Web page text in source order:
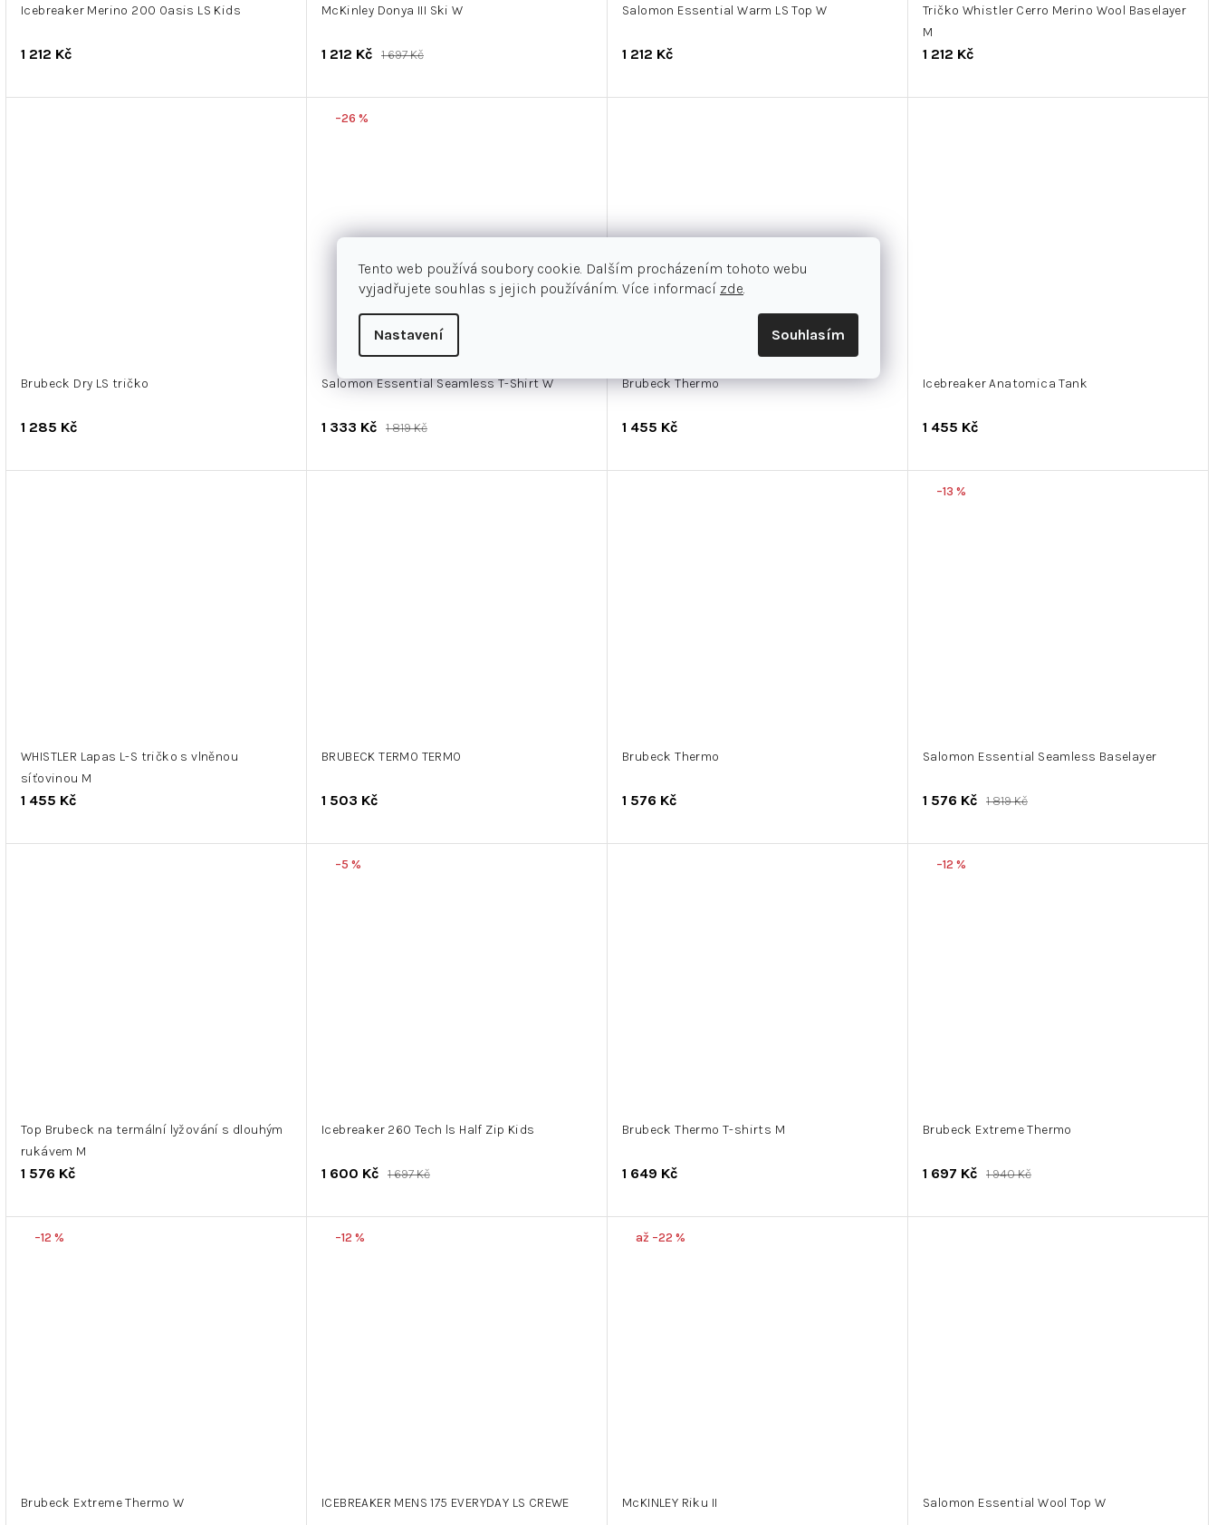
Tento web používá soubory cookie. Dalším procházením tohoto webu
vyjadřujete souhlas s jejich používáním. Více informací zde.
Nastavení Souhlasím
Icebreaker Merino 200 Oasis LS Kids
1 212 Kč
McKinley Donya III Ski W
1 212 Kč 1 697 Kč
Salomon Essential Warm LS Top W
1 212 Kč
Tričko Whistler Cerro Merino Wool Baselayer
M
1 212 Kč
Brubeck Dry LS tričko
1 285 Kč
–26 %
Salomon Essential Seamless T-Shirt W
1 333 Kč 1 819 Kč
Brubeck Thermo
1 455 Kč
Icebreaker Anatomica Tank
1 455 Kč
WHISTLER Lapas L-S tričko s vlněnou
síťovinou M
1 455 Kč
BRUBECK TERMO TERMO
1 503 Kč
Brubeck Thermo
1 576 Kč
–13 %
Salomon Essential Seamless Baselayer
1 576 Kč 1 819 Kč
Top Brubeck na termální lyžování s dlouhým
rukávem M
1 576 Kč
–5 %
Icebreaker 260 Tech ls Half Zip Kids
1 600 Kč 1 697 Kč
Brubeck Thermo T-shirts M
1 649 Kč
–12 %
Brubeck Extreme Thermo
1 697 Kč 1 940 Kč
–12 %
Brubeck Extreme Thermo W
–12 %
ICEBREAKER MENS 175 EVERYDAY LS CREWE
až –22 %
McKINLEY Riku II Salomon Essential Wool Top W